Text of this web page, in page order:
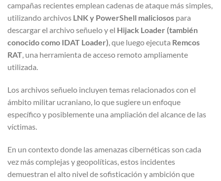
campañas recientes emplean cadenas de ataque más simples,
utilizando archivos LNK y PowerShell maliciosos para
descargar el archivo señuelo y el Hijack Loader (también
conocido como IDAT Loader), que luego ejecuta Remcos
RAT, una herramienta de acceso remoto ampliamente
utilizada.
Los archivos señuelo incluyen temas relacionados con el
ámbito militar ucraniano, lo que sugiere un enfoque
específico y posiblemente una ampliación del alcance de las
víctimas.
En un contexto donde las amenazas cibernéticas son cada
vez más complejas y geopolíticas, estos incidentes
demuestran el alto nivel de sofisticación y ambición que